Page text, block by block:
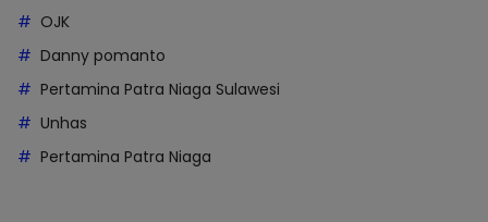
OJK
Danny pomanto
Pertamina Patra Niaga Sulawesi
Unhas
Pertamina Patra Niaga